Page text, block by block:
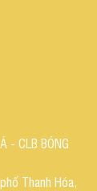
- CLB BÓNG
Thanh Hóa,